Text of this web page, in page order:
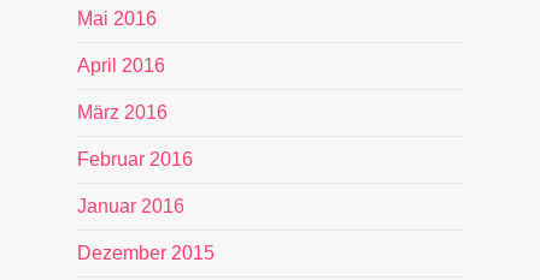
Mai 2016
April 2016
März 2016
Februar 2016
Januar 2016
Dezember 2015